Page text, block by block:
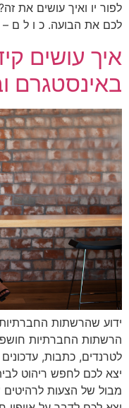
לפור יו ואיך עושים את
לכם את הבועה. כ ו ל ם
איך עושים
באינסטגרם
ידוע שהרשתות החברתיות
הרשתות החברתיות
לטרנדים, כתבות,
יצא לכם לחפש ריהוט
מבול של הצעות לרהיטים